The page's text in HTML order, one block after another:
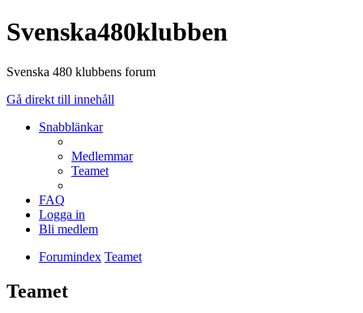
Svenska480klubben
Svenska 480 klubbens forum
Gå direkt till innehåll
Snabblänkar
Medlemmar
Teamet
FAQ
Logga in
Bli medlem
Forumindex Teamet
Teamet